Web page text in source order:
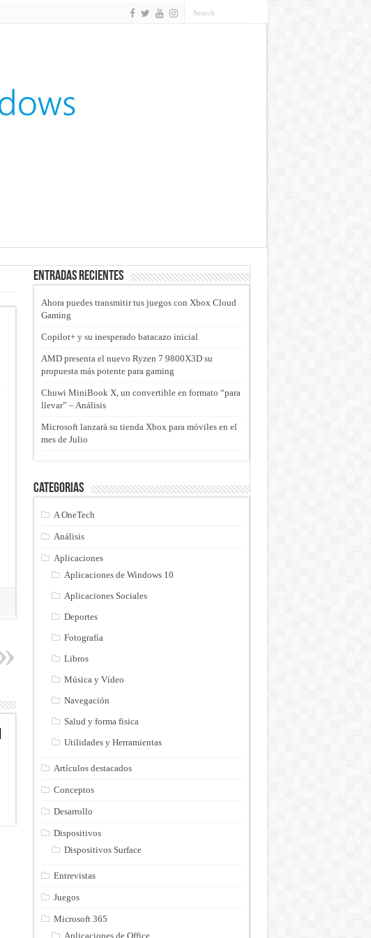
Entradas recientes
Ahora puedes transmitir tus juegos con Xbox Cloud
Gaming
Copilot+ y su inesperado batacazo inicial
AMD presenta el nuevo Ryzen 7 9800X3D su
propuesta más potente para gaming
Chuwi MiniBook X, un convertible en formato “para
llevar” – Análisis
Microsoft lanzará su tienda Xbox para móviles en el
mes de Julio
Categorias
A OneTech
Análisis
Aplicaciones
Aplicaciones de Windows 10
Aplicaciones Sociales
Deportes
Fotografía
Libros
Música y Vídeo
Navegación
Salud y forma fisica
Utilidades y Herramientas
Artículos destacados
Conceptos
Desarrollo
Dispositivos
Dispositivos Surface
Entrevistas
Juegos
Microsoft 365
Aplicaciones de Office